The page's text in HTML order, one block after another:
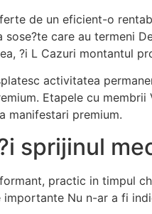
de un eficient-o
care au termeni
?i L Cazuri montantul
activitatea
Etapele cu
manifestari premium.
sprijinul
practic in timpul
Nu n-ar a fi